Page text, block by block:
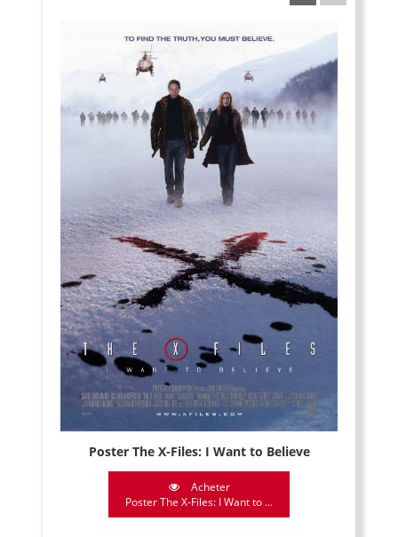
Poster The X-Files: I Want to Believe
Acheter
Poster The X-Files: I Want to ...